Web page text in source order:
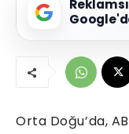
Orta Doğu’da,